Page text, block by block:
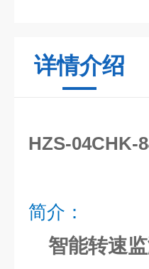
详情介绍
HZS-04CHK-
简介：
智能转速